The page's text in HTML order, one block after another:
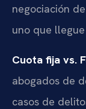
negociación
uno que
Cuota fija vs.
abogados de
casos de